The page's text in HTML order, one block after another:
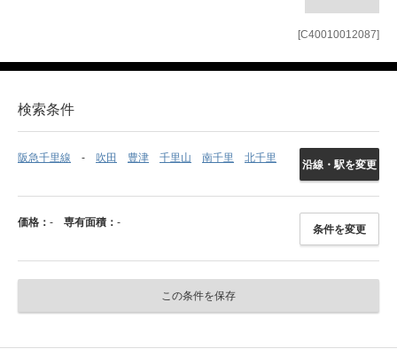
[C40010012087]
検索条件
阪急千里線 吹田 豊津 千里山 南千里 北千里
沿線・駅を変更
価格： - 専有面積： -
条件を変更
この条件を保存